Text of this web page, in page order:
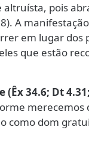
altruísta, pois
A
em lugar dos
que estão
34.6; Dt
merecemos
como dom